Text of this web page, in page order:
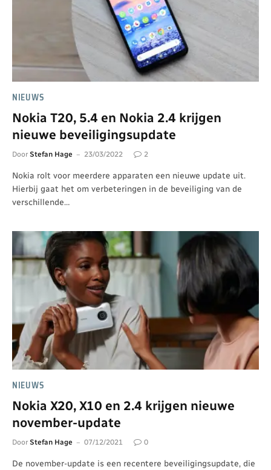
NIEUWS
Nokia T20, 5.4 en Nokia 2.4 krijgen
nieuwe beveiligingsupdate
Door Stefan Hage 23/03/2022 2
Nokia rolt voor meerdere apparaten een nieuwe update uit.
Hierbij gaat het om verbeteringen in de beveiliging van de
verschillende…
NIEUWS
Nokia X20, X10 en 2.4 krijgen nieuwe
november-update
Door Stefan Hage 07/12/2021 0
De november-update is een recentere beveiligingsupdate, die